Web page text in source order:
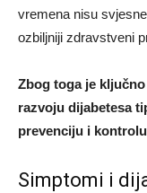
vremena nisu
ozbiljniji zdravstveni
Zbog toga je
razvoju dijabetesa
prevenciju i
Simptomi i